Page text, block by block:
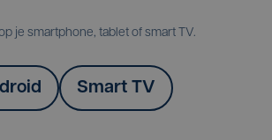
je smartphone, tablet of smart TV.
Smart TV